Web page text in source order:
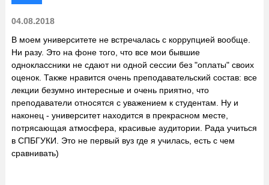
04.08.2018
В моем университете не встречалась с коррупцией вообще.
Ни разу. Это на фоне того, что все мои бывшие
одноклассники не сдают ни одной сессии без "оплаты" своих
оценок. Также нравится очень преподавательский состав: все
лекции безумно интересные и очень приятно, что
преподаватели относятся с уважением к студентам. Ну и
наконец - университет находится в прекрасном месте,
потрясающая атмосфера, красивые аудитории. Рада учиться
в СПБГУКИ. Это не первый вуз где я училась, есть с чем
сравнивать)